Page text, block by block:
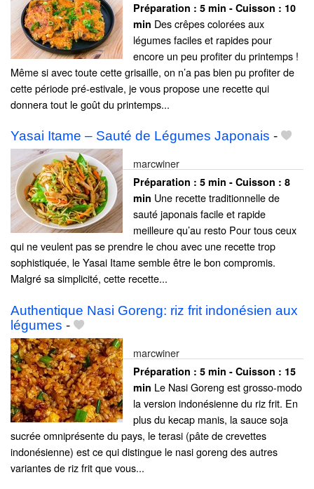
Préparation : 5 min - Cuisson : 10
min Des crêpes colorées aux
légumes faciles et rapides pour
encore un peu profiter du printemps !
Même si avec toute cette grisaille, on n’a pas bien pu profiter de
cette période pré-estivale, je vous propose une recette qui
donnera tout le goût du printemps...
Yasai Itame – Sauté de Légumes Japonais -
marcwiner
Préparation : 5 min - Cuisson : 8
min Une recette traditionnelle de
sauté japonais facile et rapide
meilleure qu’au resto Pour tous ceux
qui ne veulent pas se prendre le chou avec une recette trop
sophistiquée, le Yasai Itame semble être le bon compromis.
Malgré sa simplicité, cette recette...
Authentique Nasi Goreng: riz frit indonésien aux
légumes -
marcwiner
Préparation : 5 min - Cuisson : 15
min Le Nasi Goreng est grosso-modo
la version indonésienne du riz frit. En
plus du kecap manis, la sauce soja
sucrée omniprésente du pays, le terasi (pâte de crevettes
indonésienne) est ce qui distingue le nasi goreng des autres
variantes de riz frit que vous...